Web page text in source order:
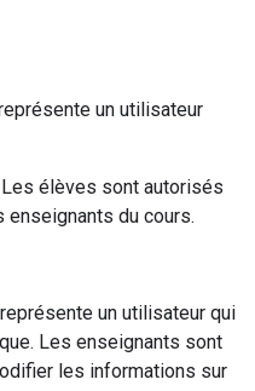
un utilisateur
élèves sont autorisés
du cours.
représente un utilisateur qui
Les enseignants sont
les informations sur